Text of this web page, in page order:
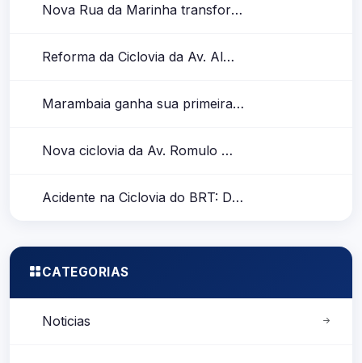
Nova Rua da Marinha transforma mobilidade de ciclistas na Marambaia
Reforma da Ciclovia da Av. Almirante Barroso no perímetro entre Tv. Perebebuí e Lomas Valentinas
Marambaia ganha sua primeira ciclofaixa após inauguração parcial da Rua da Marinha
Nova ciclovia da Av. Romulo Maiorana
Acidente na Ciclovia do BRT: Destroços Obstruem a Passagem dos Ciclistas
CATEGORIAS
Noticias